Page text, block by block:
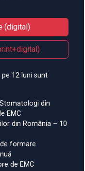
Mirela Blebea:
(digital)
12 luni sunt
din
EMC
din România – 10
formare
de EMC